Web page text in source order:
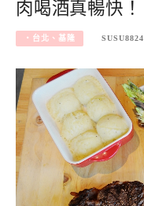
肉喝酒真暢快！
‧台北、基隆 SUSU8824